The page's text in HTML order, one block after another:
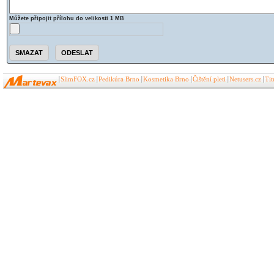
Můžete připojit přílohu do velikosti 1 MB
SlimFOX.cz Pedikúra Brno Kosmetika Brno Čištění pleti Netusers.cz